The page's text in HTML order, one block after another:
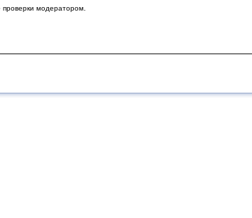
модератором.